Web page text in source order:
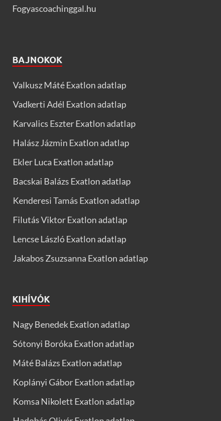
Fogyascoachinggal.hu
BAJNOKOK
Valkusz Máté Exatlon adatlap
Vadkerti Adél Exatlon adatlap
Karvalics Eszter Exatlon adatlap
Halász Jázmin Exatlon adatlap
Ekler Luca Exatlon adatlap
Bacskai Balázs Exatlon adatlap
Kenderesi Tamás Exatlon adatlap
Filutás Viktor Exatlon adatlap
Lencse László Exatlon adatlap
Jakabos Zsuzsanna Exatlon adatlap
KIHÍVÓK
Nagy Benedek Exatlon adatlap
Sótonyi Boróka Exatlon adatlap
Máté Balázs Exatlon adatlap
Koplányi Gábor Exatlon adatlap
Komsa Nikolett Exatlon adatlap